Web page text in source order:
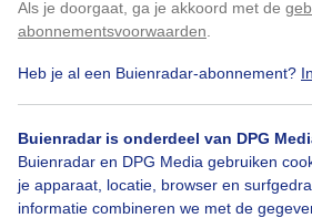
Als je doorgaat, ga je akkoord met de
abonnementsvoorwaarden
Heb je al een Buienradar-abonnement?
Buienradar is onderdeel van DPG
Buienradar en DPG Media gebruiken
je apparaat, locatie, browser en
informatie combineren we met de
Winter Zon
Klik hierom dit aan te